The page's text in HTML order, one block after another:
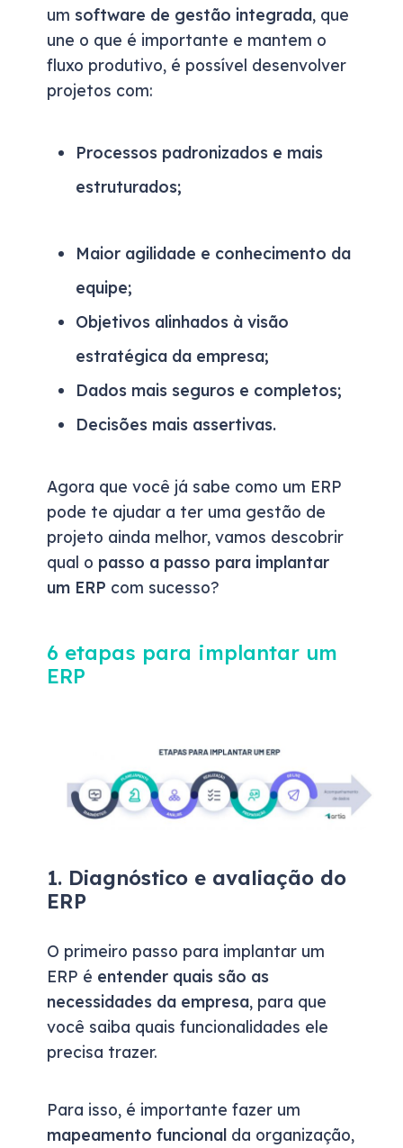
um software de gestão integrada, que
une o que é importante e mantem o
fluxo produtivo, é possível desenvolver
projetos com:
Processos padronizados e mais
estruturados;
Maior agilidade e conhecimento da
equipe;
Objetivos alinhados à visão
estratégica da empresa;
Dados mais seguros e completos;
Decisões mais assertivas.
Agora que você já sabe como um ERP
pode te ajudar a ter uma gestão de
projeto ainda melhor, vamos descobrir
qual o passo a passo para implantar
um ERP com sucesso?
6 etapas para implantar um
ERP
1. Diagnóstico e avaliação do
ERP
O primeiro passo para implantar um
ERP é entender quais são as
necessidades da empresa, para que
você saiba quais funcionalidades ele
precisa trazer.
Para isso, é importante fazer um
mapeamento funcional da organização,